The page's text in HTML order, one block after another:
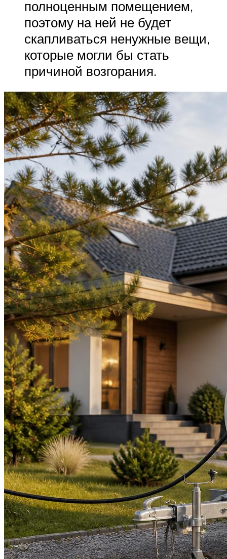
полноценным помещением,
поэтому на ней не будет
скапливаться ненужные вещи,
которые могли бы стать
причиной возгорания.